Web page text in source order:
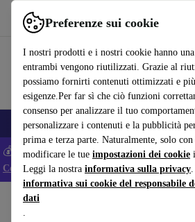
Preferenze sui cookie
I nostri prodotti e i nostri cookie hanno una
entrambi vengono riutilizzati. Grazie al
possiamo fornirti contenuti ottimizzati e
esigenze.Per far sì che ciò funzioni
consenso per analizzare il tuo
personalizzare i contenuti e la pubblicità
prima e terza parte. Naturalmente, solo
modificare le tue impostazioni dei cookie
Leggi la nostra informativa sulla privacy
informativa sui cookie del responsabile
dati
.
Usa refurbed in modo rapido e semplice
🎒 Back to school Smartphone Portatili
💰 Extra -5% su tutti gli smartphone
Condizioni
Home